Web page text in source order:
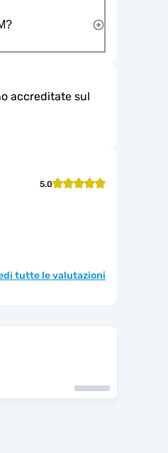
accreditate sul
5.0
tutte le valutazioni